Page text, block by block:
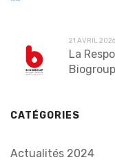
21 AVRIL 2026
La
Biogroup
CATÉGORIES
Actualités 2024